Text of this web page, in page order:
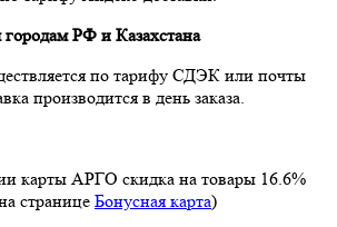
РФ и Казахстана
по тарифу СДЭК или почты
производится в день заказа.
карты АРГО скидка на товары 16.6%
странице Бонусная карта)